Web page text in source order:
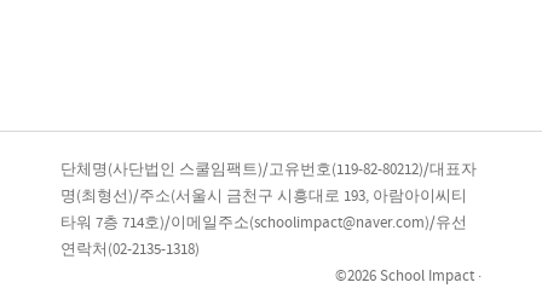
단체명(사단법인 스쿨임팩트)/고유번호(119-82-80212)/대표자
명(최형선)/주소(서울시 금천구 시흥대로 193, 아람아이씨티
타워 7층 714호)/이메일주소(schoolimpact@naver.com)/유선
연락처(02-2135-1318)
©2026 School Impact ·